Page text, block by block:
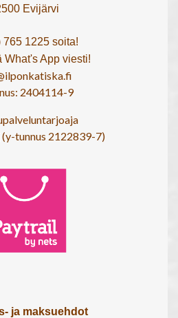
Evijärvi
765 1225 soita!
What's App viesti!
2404114-9
tunnus 2122839-7)
ja maksuehdot